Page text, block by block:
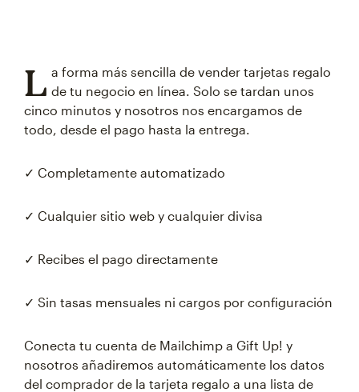
L a forma más sencilla de vender tarjetas regalo
de tu negocio en línea. Solo se tardan unos
cinco minutos y nosotros nos encargamos de
todo, desde el pago hasta la entrega.
✓ Completamente automatizado
✓ Cualquier sitio web y cualquier divisa
✓ Recibes el pago directamente
✓ Sin tasas mensuales ni cargos por configuración
Conecta tu cuenta de Mailchimp a Gift Up! y
nosotros añadiremos automáticamente los datos
del comprador de la tarjeta regalo a una lista de